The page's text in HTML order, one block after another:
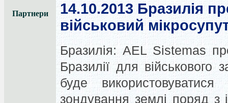
Партнери 14.10.2013 Бразилія
військовий
Бразилія: AEL Sistemas
Бразилії для
буде
зондування землі поряд